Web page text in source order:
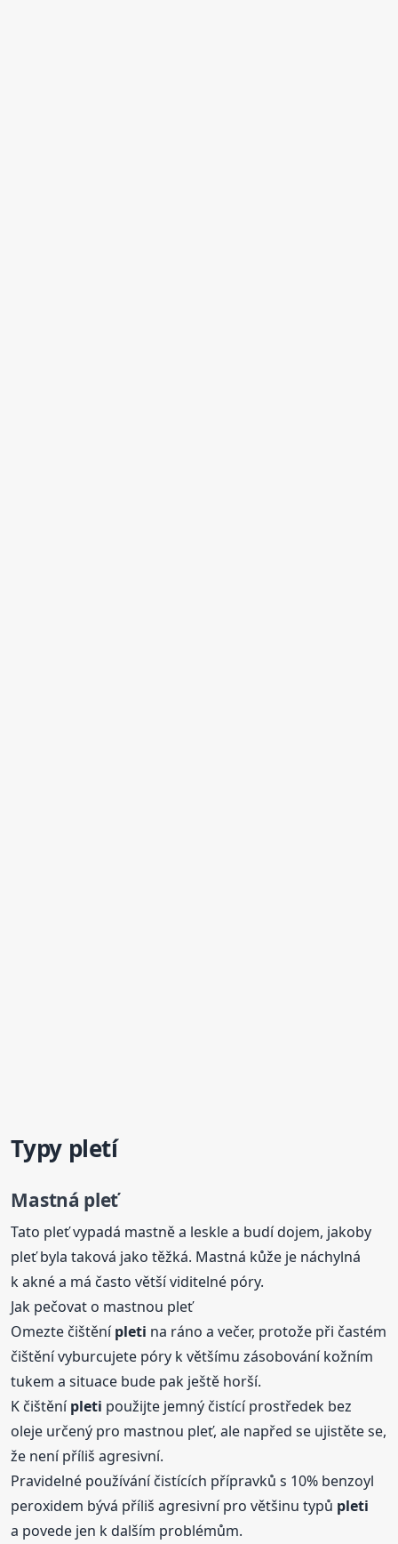
Typy pletí
Mastná pleť
Tato pleť vypadá mastně a leskle a budí dojem, jakoby
pleť byla taková jako těžká. Mastná kůže je náchylná
k akné a má často větší viditelné póry.
Jak pečovat o mastnou pleť
Omezte čištěnípleti na ráno a večer, protože při častém
čištění vyburcujete póry k většímu zásobování kožním
tukem a situace bude pak ještě horší.
K čištěnípleti použijte jemný čistící prostředek bez
oleje určený pro mastnou pleť, ale napřed se ujistěte se,
že není příliš agresivní.
Pravidelné používání čistících přípravků s 10% benzoyl
peroxidem bývá příliš agresivní pro většinu typů pleti
a povede jen k dalším problémům.